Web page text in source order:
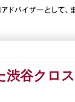
渋谷クロ